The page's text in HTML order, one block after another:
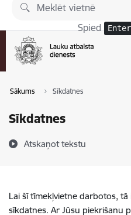
Pāriet uz lapas saturu
Spied Enter
Sākums Sīkdatnes
Sīkdatnes
Atskaņot tekstu
Lai šī tīmekļvietne darbotos,
sīkdatnes. Ar Jūsu piekrišanu